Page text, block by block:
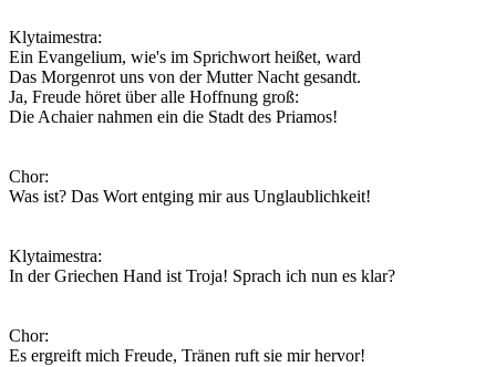
Klytaimestra:
Ein Evangelium, wie's im Sprichwort heißet, ward
Das Morgenrot uns von der Mutter Nacht gesandt.
Ja, Freude höret über alle Hoffnung groß:
Die Achaier nahmen ein die Stadt des Priamos!
Chor:
Was ist? Das Wort entging mir aus Unglaublichkeit!
Klytaimestra:
In der Griechen Hand ist Troja! Sprach ich nun es klar?
Chor:
Es ergreift mich Freude, Tränen ruft sie mir hervor!